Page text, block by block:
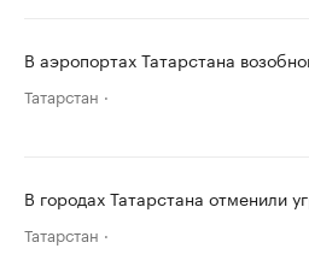
В аэропортах Татарстана
Татарстан
В городах Татарстана отменили
Татарстан